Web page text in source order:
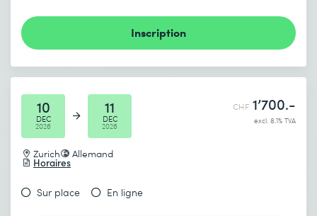
Inscription
10
DEC
2026
11
DEC
2026
Zurich Allemand
Horaires
CHF 1’700.-
excl. 8.1% TVA
Sur place En ligne